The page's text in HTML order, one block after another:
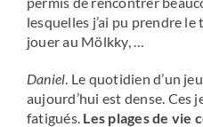
lesquelles j’ai pu prendre le
jouer au Mölkky, …
Daniel . Le quotidien d’un
aujourd’hui est dense. Ces
fatigués. Les plages de vie